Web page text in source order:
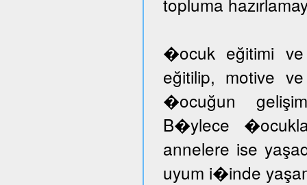
�ocuk eğitimi ve
eğitilip, motive
�ocuğun
B�ylece
annelere ise
uyum i�inde